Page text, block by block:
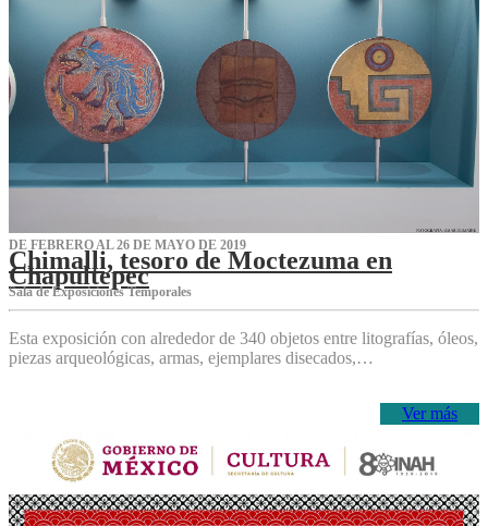
DE FEBRERO AL 26 DE MAYO DE 2019
Chimalli, tesoro de Moctezuma en
Chapultepec
Sala de Exposiciones Temporales
Esta exposición con alrededor de 340 objetos entre litografías, óleos,
piezas arqueológicas, armas, ejemplares disecados,…
Ver más